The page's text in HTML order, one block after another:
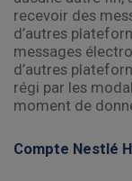
recevoir des
d’autres
messages
d’autres
régi par les
moment de
Compte Nestlé